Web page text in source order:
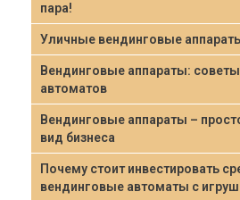
пара!
Уличные вендинговые
Вендинговые аппараты:
автоматов
Вендинговые аппараты –
вид бизнеса
Почему стоит инвестировать
вендинговые автоматы с